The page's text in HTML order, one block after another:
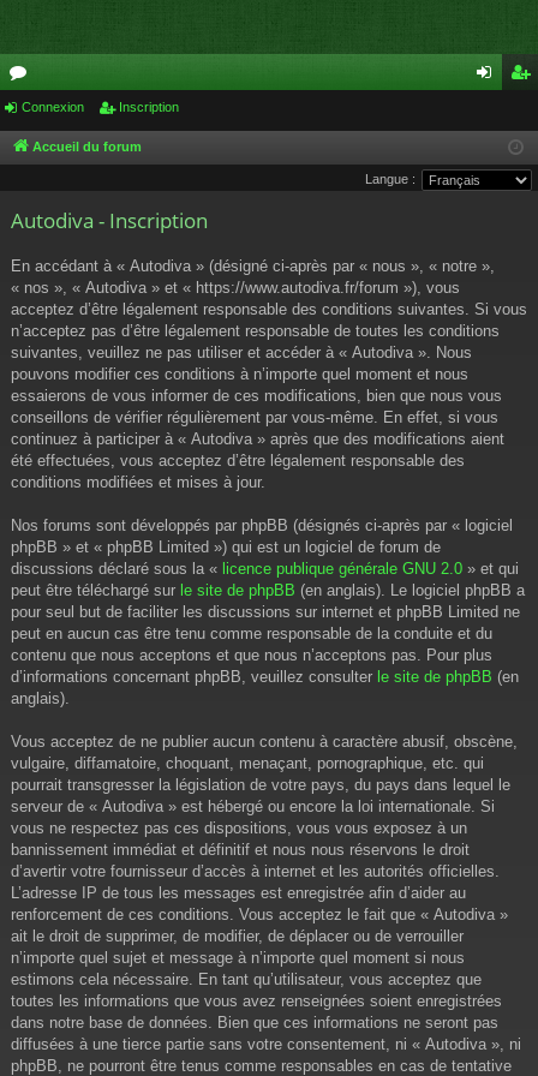
or
u
s
cri
pti
Connexion Inscription
Accueil du forum
Langue :
Autodiva - Inscription
En accédant à « Autodiva » (désigné ci-après par « nous », « notre »,
« nos », « Autodiva » et « https://www.autodiva.fr/forum »), vous
acceptez d’être légalement responsable des conditions suivantes. Si vous
n’acceptez pas d’être légalement responsable de toutes les conditions
suivantes, veuillez ne pas utiliser et accéder à « Autodiva ». Nous
pouvons modifier ces conditions à n’importe quel moment et nous
essaierons de vous informer de ces modifications, bien que nous vous
conseillons de vérifier régulièrement par vous-même. En effet, si vous
continuez à participer à « Autodiva » après que des modifications aient
été effectuées, vous acceptez d’être légalement responsable des
conditions modifiées et mises à jour.
Nos forums sont développés par phpBB (désignés ci-après par « logiciel
phpBB » et « phpBB Limited ») qui est un logiciel de forum de
discussions déclaré sous la « licence publique générale GNU 2.0 » et qui
peut être téléchargé sur le site de phpBB (en anglais). Le logiciel phpBB a
pour seul but de faciliter les discussions sur internet et phpBB Limited ne
peut en aucun cas être tenu comme responsable de la conduite et du
contenu que nous acceptons et que nous n’acceptons pas. Pour plus
d’informations concernant phpBB, veuillez consulter le site de phpBB (en
anglais).
Vous acceptez de ne publier aucun contenu à caractère abusif, obscène,
vulgaire, diffamatoire, choquant, menaçant, pornographique, etc. qui
pourrait transgresser la législation de votre pays, du pays dans lequel le
serveur de « Autodiva » est hébergé ou encore la loi internationale. Si
vous ne respectez pas ces dispositions, vous vous exposez à un
bannissement immédiat et définitif et nous nous réservons le droit
d’avertir votre fournisseur d’accès à internet et les autorités officielles.
L’adresse IP de tous les messages est enregistrée afin d’aider au
renforcement de ces conditions. Vous acceptez le fait que « Autodiva »
ait le droit de supprimer, de modifier, de déplacer ou de verrouiller
n’importe quel sujet et message à n’importe quel moment si nous
estimons cela nécessaire. En tant qu’utilisateur, vous acceptez que
toutes les informations que vous avez renseignées soient enregistrées
dans notre base de données. Bien que ces informations ne seront pas
diffusées à une tierce partie sans votre consentement, ni « Autodiva », ni
phpBB, ne pourront être tenus comme responsables en cas de tentative